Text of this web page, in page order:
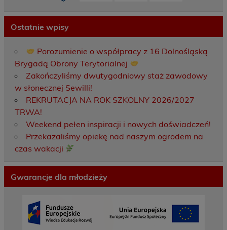
Ostatnie wpisy
Porozumienie o współpracy z 16 Dolnośląską
Brygadą Obrony Terytorialnej
Zakończyliśmy dwutygodniowy staż zawodowy
w słonecznej Sewilli!
REKRUTACJA NA ROK SZKOLNY 2026/2027
TRWA!
Weekend pełen inspiracji i nowych doświadczeń!
Przekazaliśmy opiekę nad naszym ogrodem na
czas wakacji
Gwarancje dla młodzieży